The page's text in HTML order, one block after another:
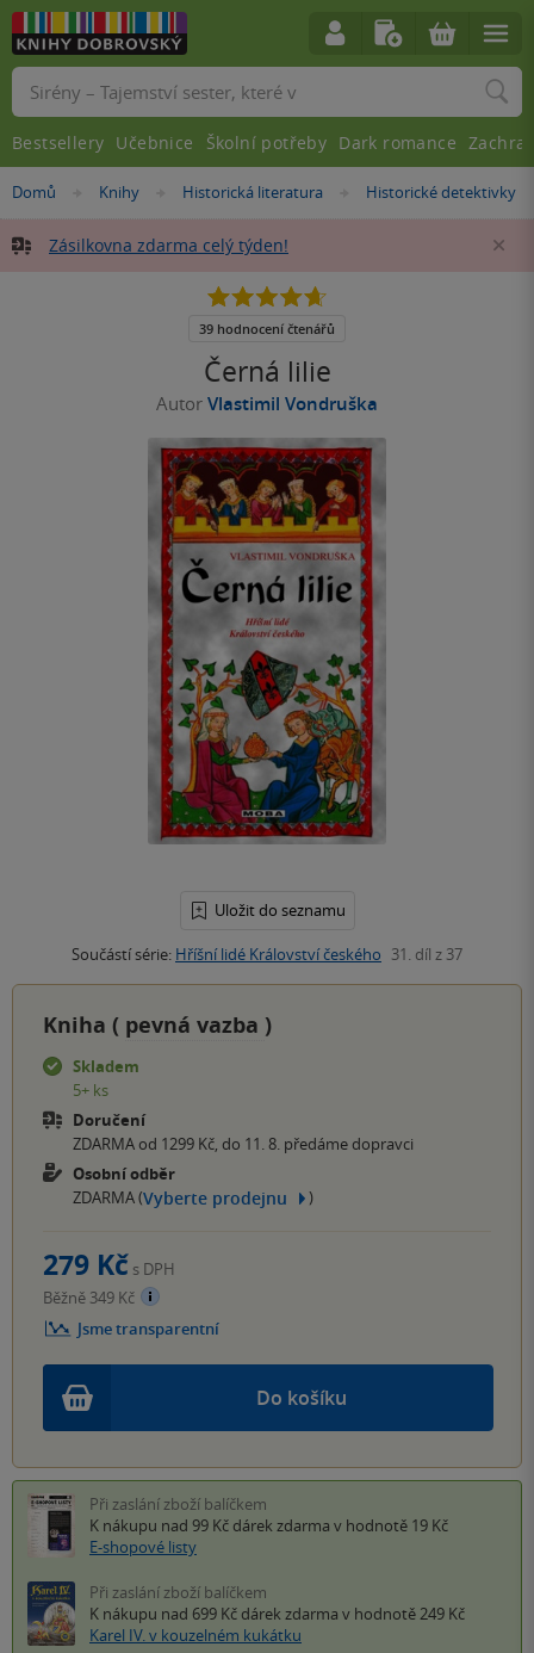
Nacházíte
zde:
Domů »
Knihy »Historická literatura »Historické detektivky
Zásilkovna zdarma celý týden!
Černá lilie
Autor Vlastimil Vondruška
Uložit do seznamu
Součástí série: Hříšní lidé Království českého 31. díl z 37
4.7
5
39 hodnocení čtenářů
Kniha ( pevná vazba )
Skladem
5+ ks
Doručení
ZDARMA od 1299 Kč, do 11. 8. předáme dopravci
Osobní odběr
ZDARMA (Vyberte prodejnu )
Do košíku
279 Kč s DPH
Běžně 349 Kč
Jsme transparentní
Při zaslání zboží balíčkem
K nákupu nad 99 Kč dárek zdarma v hodnotě 19 Kč
E-shopové listy
Při zaslání zboží balíčkem
K nákupu nad 699 Kč dárek zdarma v hodnotě 249 Kč
Karel IV. v kouzelném kukátku
Vyhledávání
Bestsellery Učebnice Školní potřeby Dark romance